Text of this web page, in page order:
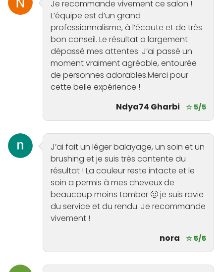
Je recommande vivement ce salon !
L’équipe est d’un grand
professionnalisme, à l’écoute et de très
bon conseil. Le résultat a largement
dépassé mes attentes. J’ai passé un
moment vraiment agréable, entourée
de personnes adorables.Merci pour
cette belle expérience !
Ndya74 Gharbi
☆ 5/5
J’ai fait un léger balayage, un soin et un
brushing et je suis très contente du
résultat ! La couleur reste intacte et le
soin a permis à mes cheveux de
beaucoup moins tomber 🙂 je suis ravie
du service et du rendu. Je recommande
vivement !
nora
☆ 5/5